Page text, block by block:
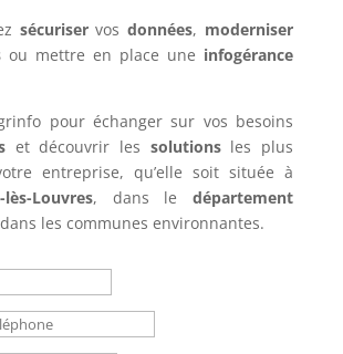
sécuriservosdonnées, moderniser
ou mettre en place une infogérance
pour échanger sur vos besoins
et découvrir les solutionsles plus
entreprise, qu’elle soit située à
lès-Louvres, dans ledépartement
les communes environnantes.